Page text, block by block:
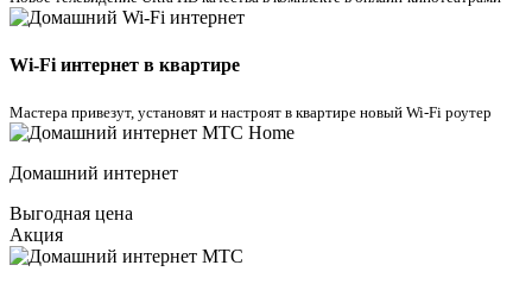
Wi-Fi интернет в квартире
Мастера привезут, установят и настроят в квартире новый Wi-Fi роутер
Домашний интернет
Выгодная цена
Акция